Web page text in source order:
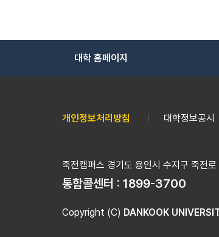
대학 홈페이지
개인정보처리방침 대학정보공시
죽전캠퍼스 경기도 용인시 수지구 죽전
통합콜센터 : 1899-3700
Copyright (C) DANKOOK